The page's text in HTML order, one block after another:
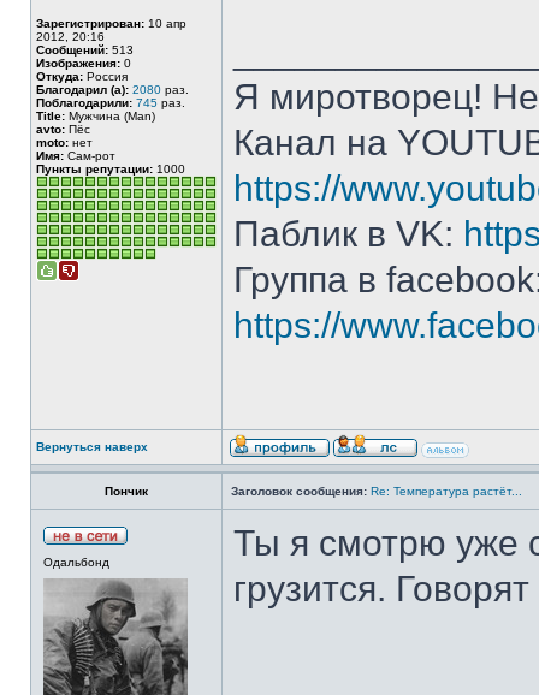
Зарегистрирован: 10 апр
2012, 20:16
Сообщений: 513
Изображения: 0
Откуда: Россия
Благодарил (а): 2080 раз.
Поблагодарили: 745 раз.
Title: Мужчина (Man)
avto: Пёс
moto: нет
Имя: Сам-рот
Пункты репутации: 1000
Я миротворец!
Канал на
https://
Паблик в VK:
Группа в
https://
Вернуться наверх
Пончик Заголовок сообщения: Re: Температура растёт...
Одальбонд
Ты я смотрю уже
грузится.